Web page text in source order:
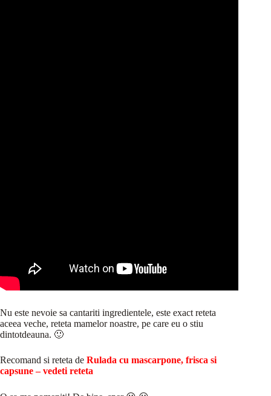
Nu este nevoie sa cantariti ingredientele, este exact reteta
aceea veche, reteta mamelor noastre, pe care eu o stiu
dintotdeauna. 🙂
Recomand si reteta de Rulada cu mascarpone, frisca si
capsune – vedeti reteta